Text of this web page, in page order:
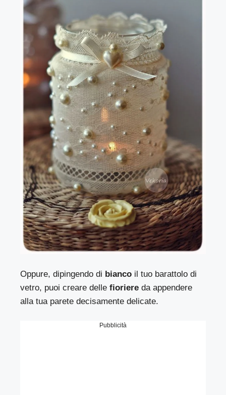
Oppure, dipingendo di bianco il tuo barattolo di
vetro, puoi creare dellefioriere da appendere
alla tua parete decisamente delicate.
Pubblicità